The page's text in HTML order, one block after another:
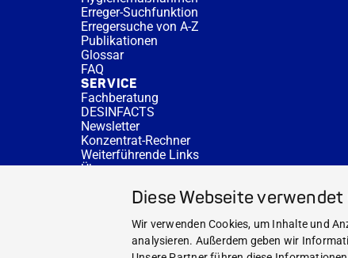
Diese Webseite verwendet
Wir verwenden Cookies, um Inhalte und
analysieren. Außerdem geben wir
Erreger-Suchfunktion
Erregersuche von A-Z
Publikationen
Glossar
FAQ
SERVICE
Fachberatung
DESINFACTS
Newsletter
Konzentrat-Rechner
Weiterführende Links
Über uns
NEWS UND THEMEN
HYGIENEWISSEN
SERVICE